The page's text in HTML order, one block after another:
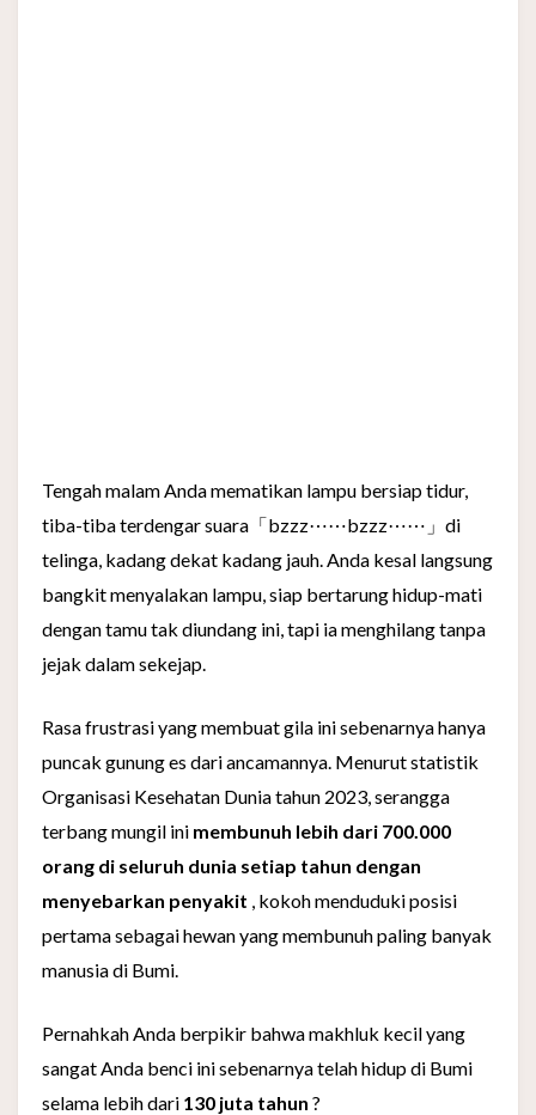
Tengah malam Anda mematikan lampu bersiap tidur,
tiba-tiba terdengar suara「bzzz⋯⋯bzzz⋯⋯」di
telinga, kadang dekat kadang jauh. Anda kesal langsung
bangkit menyalakan lampu, siap bertarung hidup-mati
dengan tamu tak diundang ini, tapi ia menghilang tanpa
jejak dalam sekejap.
Rasa frustrasi yang membuat gila ini sebenarnya hanya
puncak gunung es dari ancamannya. Menurut statistik
Organisasi Kesehatan Dunia tahun 2023, serangga
terbang mungil ini membunuh lebih dari 700.000
orang di seluruh dunia setiap tahun dengan
menyebarkan penyakit , kokoh menduduki posisi
pertama sebagai hewan yang membunuh paling banyak
manusia di Bumi.
Pernahkah Anda berpikir bahwa makhluk kecil yang
sangat Anda benci ini sebenarnya telah hidup di Bumi
selama lebih dari 130 juta tahun ?